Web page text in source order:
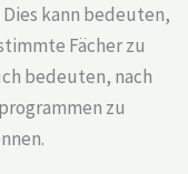
kann bedeuten,
Fächer zu
bedeuten, nach
zu